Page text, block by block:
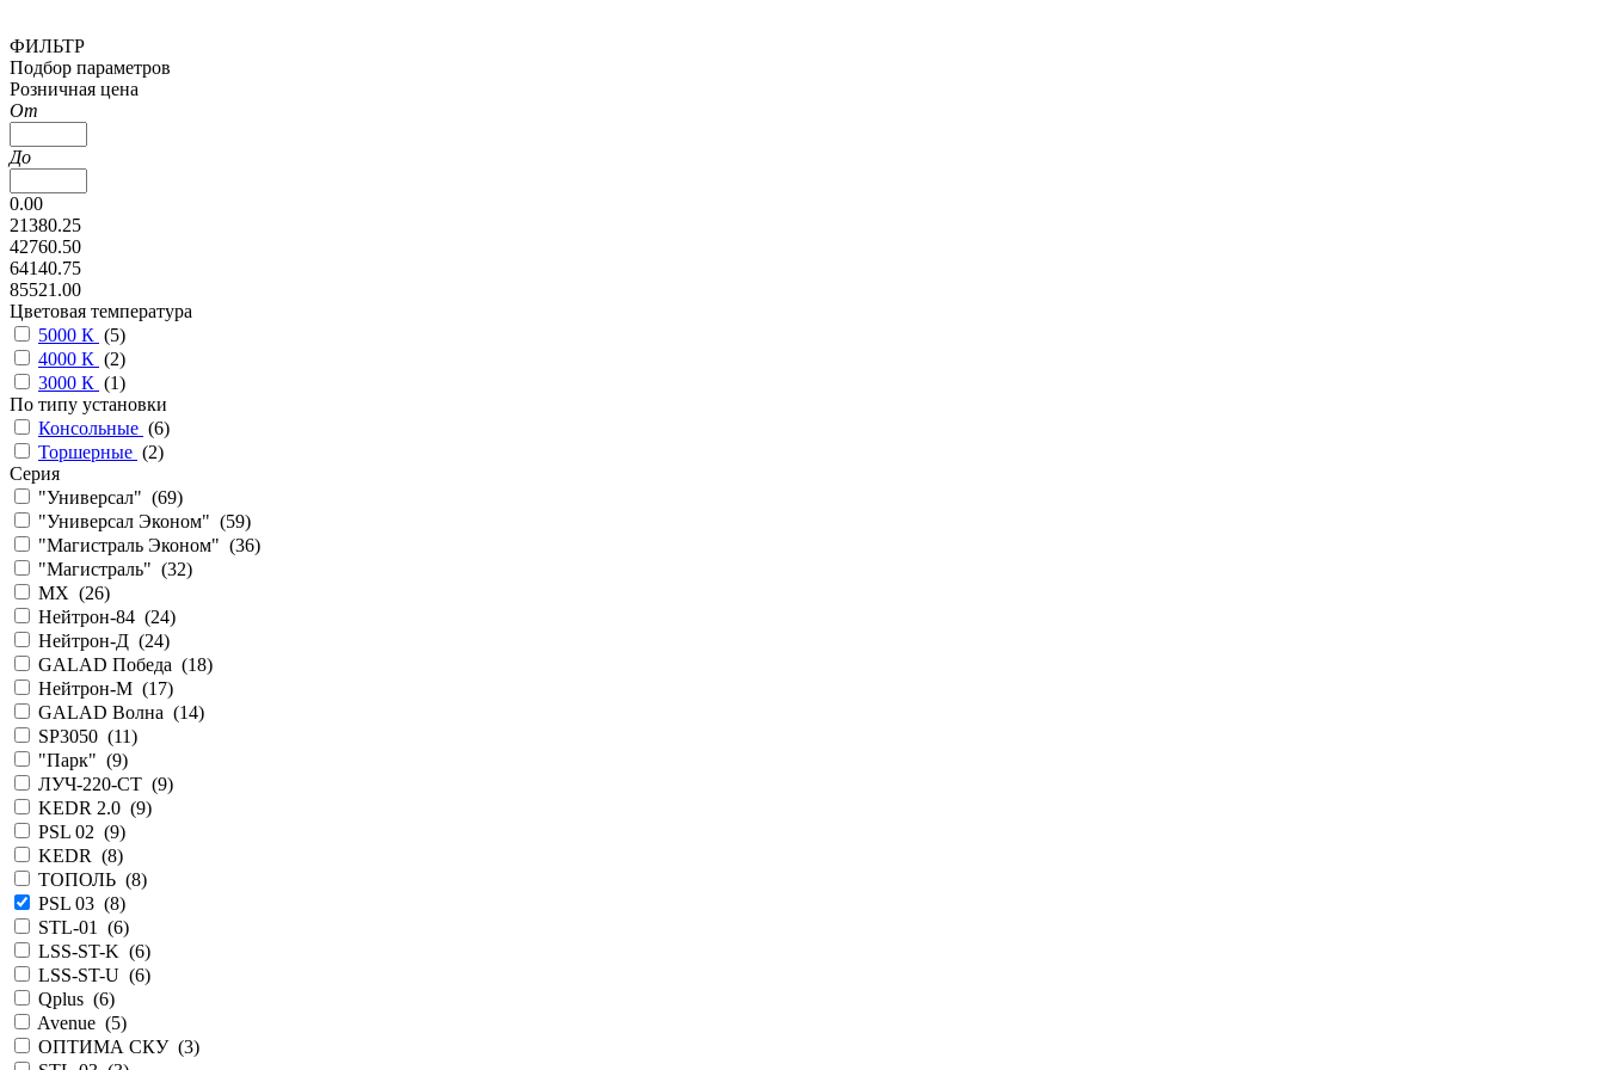
ФИЛЬТР
Подбор параметров
Розничная цена
От
До
0.00
21380.25
42760.50
64140.75
85521.00
Цветовая температура
5000 К (5)
4000 К (2)
3000 К (1)
По типу установки
Консольные (6)
Торшерные (2)
Серия
"Универсал" (69)
"Универсал Эконом" (59)
"Магистраль Эконом" (36)
"Магистраль" (32)
MX (26)
Нейтрон-84 (24)
Нейтрон-Д (24)
GALAD Победа (18)
Нейтрон-М (17)
GALAD Волна (14)
SP3050 (11)
"Парк" (9)
ЛУЧ-220-СТ (9)
KEDR 2.0 (9)
PSL 02 (9)
KEDR (8)
ТОПОЛЬ (8)
PSL 03 (8)
STL-01 (6)
LSS-ST-K (6)
LSS-ST-U (6)
Qplus (6)
Avenue (5)
ОПТИМА СКУ (3)